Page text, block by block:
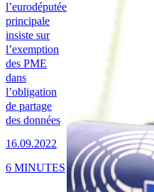
l’eurodéputée
principale
insiste sur
l’exemption
des PME
dans
l’obligation
de partage
des données
16.09.2022
6 MINUTES